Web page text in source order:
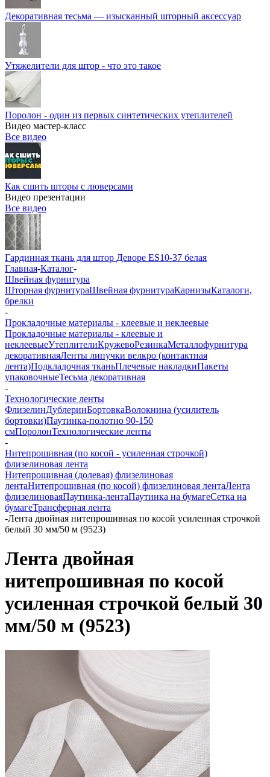
Декоративная тесьма — изысканный шторный аксессуар
Утяжелители для штор - что это такое
Поролон - один из первых синтетических утеплителей
Видео мастер-класс
Все видео
Как сшить шторы с люверсами
Видео презентации
Все видео
Гардинная ткань для штор Деворе ES10-37 белая
Главная-Каталог-
Швейная фурнитура
Шторная фурнитураШвейная фурнитураКарнизыКаталоги,
брелки
-
Прокладочные материалы - клеевые и неклеевые
Прокладочные материалы - клеевые и
неклеевыеУтеплителиКружевоРезинкаМеталлофурнитура
декоративнаяЛенты липучки велкро (контактная
лента)Подкладочная тканьПлечевые накладкиПакеты
упаковочныеТесьма декоративная
-
Технологические ленты
ФлизелинДублеринБортовкаВолокнина (усилитель
бортовки)Паутинка-полотно 90-150
смПоролонТехнологические ленты
-
Нитепрошивная (по косой - усиленная строчкой)
флизелиновая лента
Нитепрошивная (долевая) флизелиновая
лентаНитепрошивная (по косой) флизелиновая лентаЛента
флизелиноваяПаутинка-лентаПаутинка на бумагеСетка на
бумагеТрансферная лента
-Лента двойная нитепрошивная по косой усиленная строчкой
белый 30 мм/50 м (9523)
Лента двойная
нитепрошивная по косой
усиленная строчкой белый 30
мм/50 м (9523)